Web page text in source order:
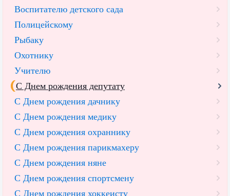
Воспитателю детского сада
Полицейскому
Рыбаку
Охотнику
Учителю
С Днем рождения депутату
С Днем рождения дачнику
С Днем рождения медику
С Днем рождения охраннику
С Днем рождения парикмахеру
С Днем рождения няне
С Днем рождения спортсмену
С Днем рождения хоккеисту